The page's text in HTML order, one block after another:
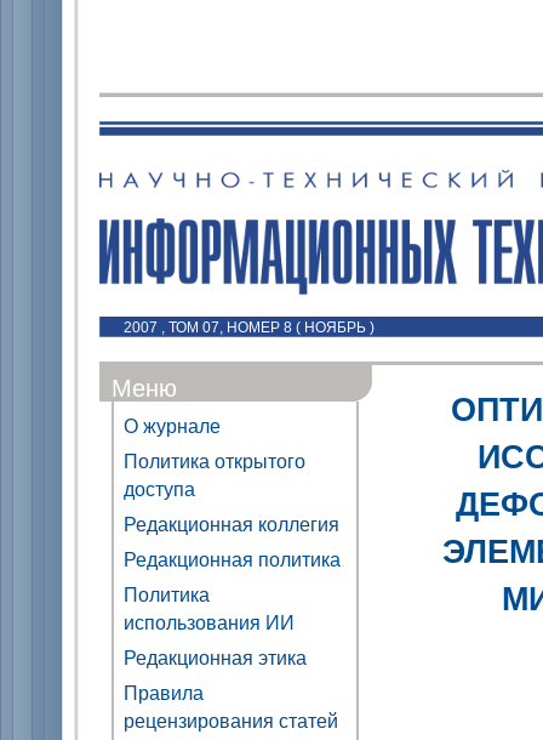
2007 , ТОМ 07, НОМЕР 8 ( НОЯБРЬ )
Меню
О журнале
Политика открытого
доступа
Редакционная коллегия
Редакционная политика
Политика
использования ИИ
Редакционная этика
Правила
рецензирования статей